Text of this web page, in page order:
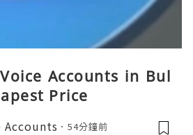
Accounts in Bul
Price
54分鐘前